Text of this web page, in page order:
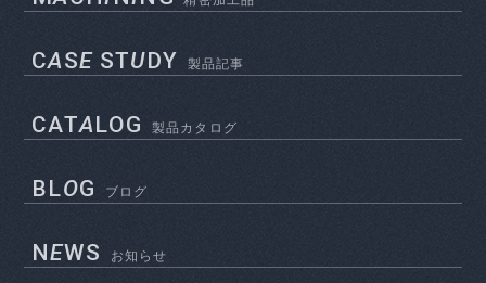
CASESTUDY 製品記事
CATALOG 製品カタログ
BLOG ブログ
NEWS お知らせ